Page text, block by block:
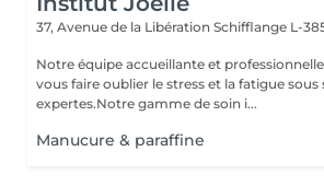
37, Avenue de la Libération Schifflange L-
Notre équipe accueillante et
vous faire oublier le stress et la fatigue sous
expertes.Notre gamme de soin i...
Manucure & paraffine